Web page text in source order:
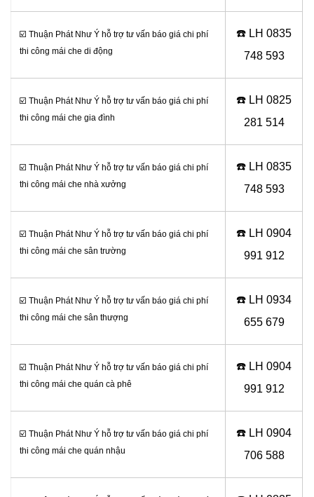
☑️ Thuận Phát Như Ý hỗ trợ tư vấn báo giá chi phí
thi công mái che di động
☎️ LH 0835
748 593
☑️ Thuận Phát Như Ý hỗ trợ tư vấn báo giá chi phí
thi công mái che gia đình
☎️ LH 0825
281 514
☑️ Thuận Phát Như Ý hỗ trợ tư vấn báo giá chi phí
thi công mái che nhà xưởng
☎️ LH 0835
748 593
☑️ Thuận Phát Như Ý hỗ trợ tư vấn báo giá chi phí
thi công mái che sân trường
☎️ LH 0904
991 912
☑️ Thuận Phát Như Ý hỗ trợ tư vấn báo giá chi phí
thi công mái che sân thượng
☎️ LH 0934
655 679
☑️ Thuận Phát Như Ý hỗ trợ tư vấn báo giá chi phí
thi công mái che quán cà phê
☎️ LH 0904
991 912
☑️ Thuận Phát Như Ý hỗ trợ tư vấn báo giá chi phí
thi công mái che quán nhậu
☎️ LH 0904
706 588